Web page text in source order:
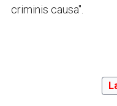
criminis causa".